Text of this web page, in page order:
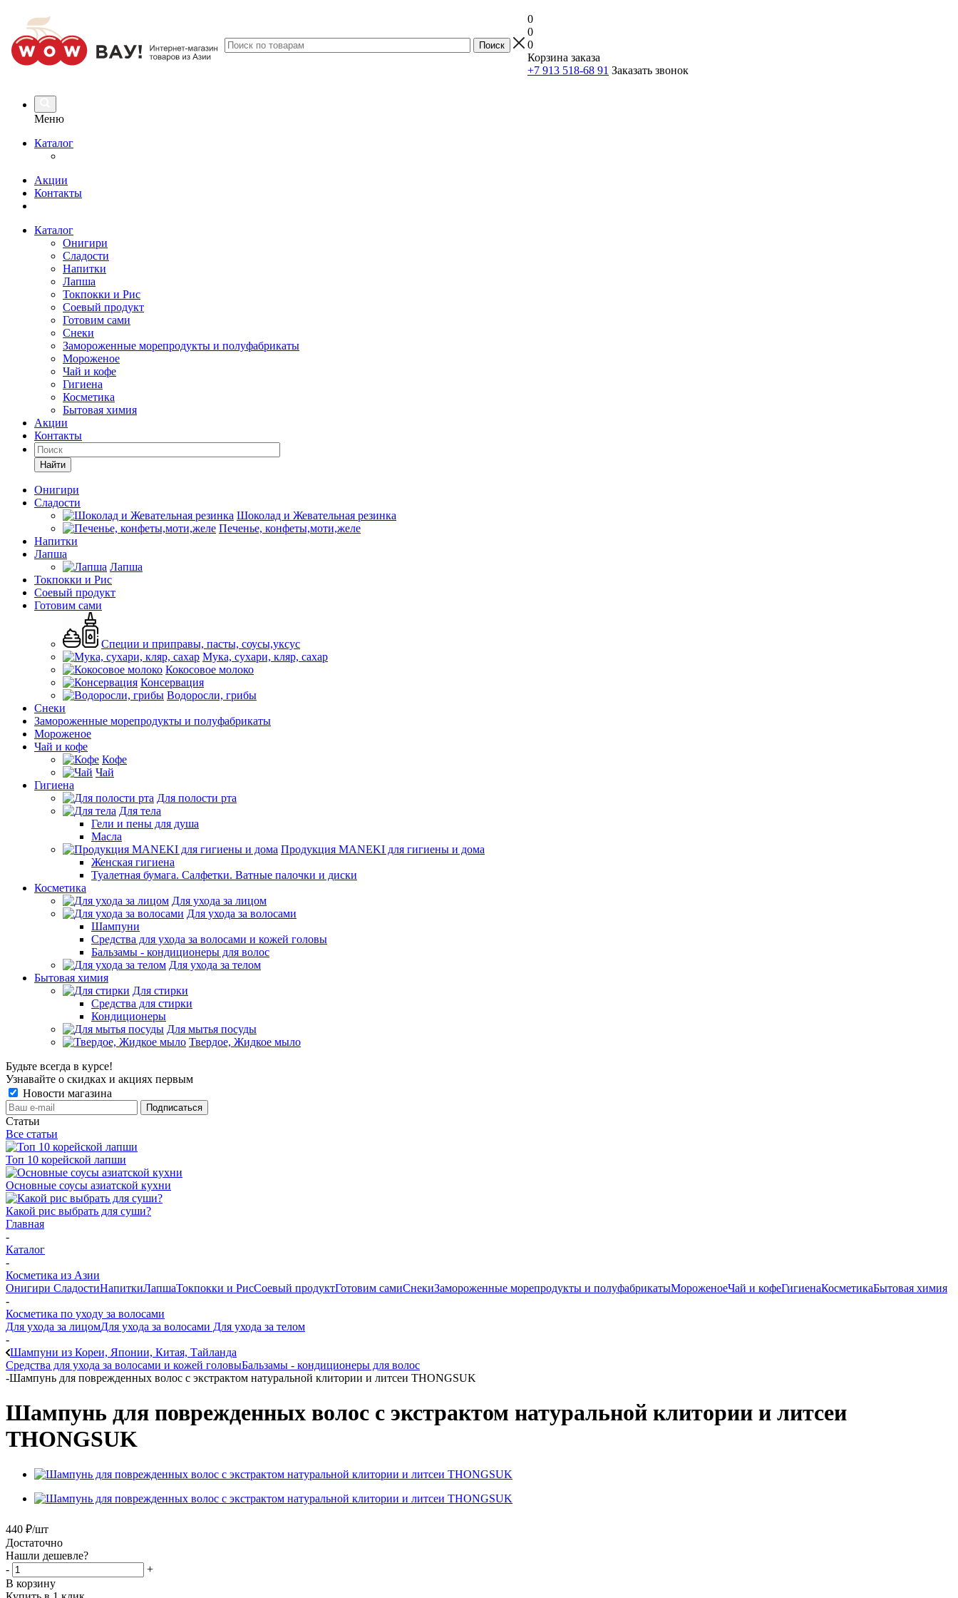
0
0
0
Корзина заказа
+7 913 518-68 91 Заказать звонок
Меню
Каталог
Акции
Контакты
Каталог
Онигири
Сладости
Напитки
Лапша
Токпокки и Рис
Соевый продукт
Готовим сами
Снеки
Замороженные морепродукты и полуфабрикаты
Мороженое
Чай и кофе
Гигиена
Косметика
Бытовая химия
Акции
Контакты
Найти
Онигири
Сладости
Шоколад и Жевательная резинка
Печенье, конфеты,моти,желе
Напитки
Лапша
Лапша
Токпокки и Рис
Соевый продукт
Готовим сами
Специи и приправы, пасты, соусы,уксус
Мука, сухари, кляр, сахар
Кокосовое молоко
Консервация
Водоросли, грибы
Снеки
Замороженные морепродукты и полуфабрикаты
Мороженое
Чай и кофе
Кофе
Чай
Гигиена
Для полости рта
Для тела
Гели и пены для душа
Масла
Продукция MANEKI для гигиены и дома
Женская гигиена
Туалетная бумага. Салфетки. Ватные палочки и диски
Косметика
Для ухода за лицом
Для ухода за волосами
Шампуни
Средства для ухода за волосами и кожей головы
Бальзамы - кондиционеры для волос
Для ухода за телом
Бытовая химия
Для стирки
Средства для стирки
Кондиционеры
Для мытья посуды
Твердое, Жидкое мыло
Будьте всегда в курсе!
Узнавайте о скидках и акциях первым
Новости магазина
Статьи
Все статьи
Топ 10 корейской лапши
Основные соусы азиатской кухни
Какой рис выбрать для суши?
Главная
-
Каталог
-
Косметика из Азии
Онигири СладостиНапиткиЛапшаТокпокки и РисСоевый продуктГотовим самиСнекиЗамороженные морепродукты и полуфабрикатыМороженоеЧай и кофеГигиенаКосметикаБытовая химия
-
Косметика по уходу за волосами
Для ухода за лицомДля ухода за волосами Для ухода за телом
-
Шампуни из Кореи, Японии, Китая, Тайланда
Средства для ухода за волосами и кожей головыБальзамы - кондиционеры для волос
-Шампунь для поврежденных волос с экстрактом натуральной клитории и литсеи THONGSUK
Шампунь для поврежденных волос с экстрактом натуральной клитории и литсеи
THONGSUK
440 ₽/шт
Достаточно
Нашли дешевле?
-
+
В корзину